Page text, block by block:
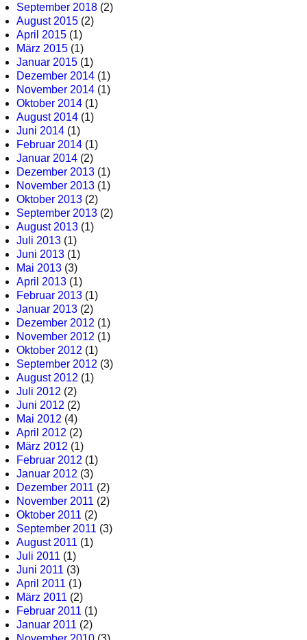
September 2018 (2)
August 2015 (2)
April 2015 (1)
März 2015 (1)
Januar 2015 (1)
Dezember 2014 (1)
November 2014 (1)
Oktober 2014 (1)
August 2014 (1)
Juni 2014 (1)
Februar 2014 (1)
Januar 2014 (2)
Dezember 2013 (1)
November 2013 (1)
Oktober 2013 (2)
September 2013 (2)
August 2013 (1)
Juli 2013 (1)
Juni 2013 (1)
Mai 2013 (3)
April 2013 (1)
Februar 2013 (1)
Januar 2013 (2)
Dezember 2012 (1)
November 2012 (1)
Oktober 2012 (1)
September 2012 (3)
August 2012 (1)
Juli 2012 (2)
Juni 2012 (2)
Mai 2012 (4)
April 2012 (2)
März 2012 (1)
Februar 2012 (1)
Januar 2012 (3)
Dezember 2011 (2)
November 2011 (2)
Oktober 2011 (2)
September 2011 (3)
August 2011 (1)
Juli 2011 (1)
Juni 2011 (3)
April 2011 (1)
März 2011 (2)
Februar 2011 (1)
Januar 2011 (2)